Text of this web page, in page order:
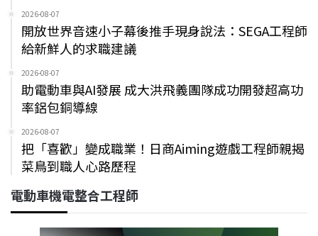
2026-08-07
開放世界音速小子幕後推手現身說法：SEGA工程師
給新鮮人的求職建議
2026-08-07
助電動車與AI發展 成大洪飛義團隊成功開發超高功
率鋁包銅導線
2026-08-07
把「喜歡」變成職業！日商Aiming遊戲工程師親揭
菜鳥到職人心路歷程
電動車機電整合工程師